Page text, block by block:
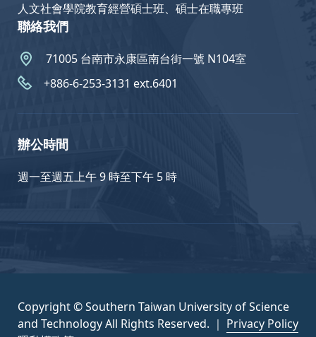
人文社會學院教育經營碩士班、碩士在職專班
聯絡我們
71005 台南市永康區南台街一號 N104室
+886-6-253-3131 ext.6401
辦公時間
週一至週五上午 9 時至下午 5 時
Copyright © Southern Taiwan University of Science
and Technology All Rights Reserved. ｜ Privacy Policy